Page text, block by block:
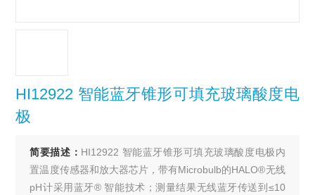
HI12922 智能蓝牙锥形可填充玻璃酸度电
极
简要描述： HI12922 智能蓝牙锥形可填充玻璃酸度电极内
置温度传感器和放大器芯片，带有Microbulb的HALO®无线
pH计采用蓝牙® 智能技术；测量结果无线蓝牙传送到≤10